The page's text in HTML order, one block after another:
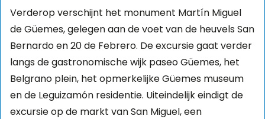
Verderop verschijnt het monument Martín Miguel
de Güemes, gelegen aan de voet van de heuvels San
Bernardo en 20 de Febrero. De excursie gaat verder
langs de gastronomische wijk paseo Güemes, het
Belgrano plein, het opmerkelijke Güemes museum
en de Leguizamón residentie. Uiteindelijk eindigt de
excursie op de markt van San Miguel, een